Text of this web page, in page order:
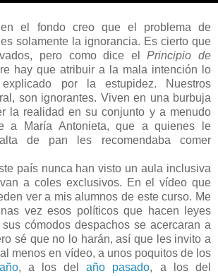
el fondo creo que el problema de
solamente la ignorancia. Es cierto que
pero como dice elPrincipio de
hay que atribuir a la mala intención lo
por la estupidez. Nuestros
son ignorantes. Viven en una burbuja
la realidad en su conjunto y a menudo
a María Antonieta, que a quienes le
de pan les recomendaba comer
país nunca han visto un aula inclusiva
a coles exclusivos. En el vídeo que
ver a mis alumnos de este curso. Me
vez esos políticos que hacen leyes
cómodos despachos se acercaran a
sé que no lo harán, así que les invito a
menos en vídeo, a unos poquitos de los
, a los delaño pasado, a los del